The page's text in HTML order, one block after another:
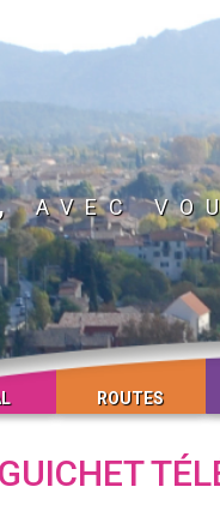
avec
ROUTES